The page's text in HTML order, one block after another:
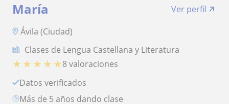
María
Ver perfil
Ávila (Ciudad)
Clases de Lengua Castellana y Literatura
★ ★ ★ ★ ★8 valoraciones
Datos verificados
más de 5 años dando clase